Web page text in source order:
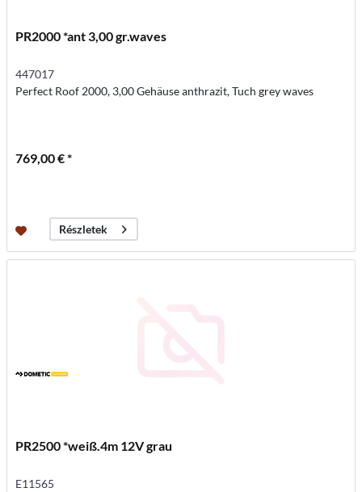
PR2000 *ant 3,00 gr.waves
447017
Perfect Roof 2000, 3,00 Gehäuse anthrazit, Tuch grey waves
769,00 € *
Részletek
PR2500 *weiß.4m 12V grau
E11565